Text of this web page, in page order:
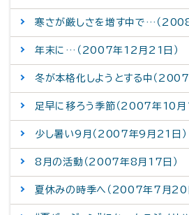
寒さが厳しさを増す中で…（
年末に…（2007年12月21日）
冬が本格化しようとする中（
足早に移ろう季節（2007年10月
少し暑い9月（2007年9月21日）
8月の活動（2007年8月17日）
夏休みの時季へ（2007年7月20